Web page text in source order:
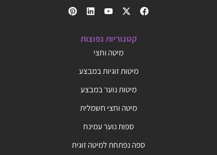
קטגוריות נפוצות
מיטה וחצי
מיטות זוגיות במבצע
מיטות נוער במבצע
מיטה וחצי חשמלית
ספות נוער עמינח
ספה נפתחת למיטה זוגית